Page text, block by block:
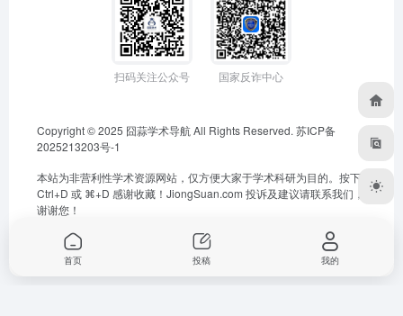
扫码关注公众号 国家反诈中心
Copyright © 2025 囧蒜学术导航All Rights Reserved. 苏ICP备
2025213203号-1
本站为非营利性学术资源网站，仅方便大家于学术科研为目的。按下
Ctrl+D 或 ⌘+D 感谢收藏！ JiongSuan.com 投诉及建议请联系我们，
谢谢您！
首页 投稿 我的